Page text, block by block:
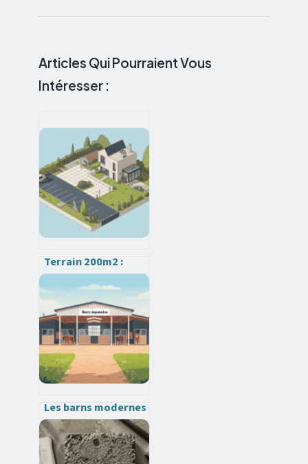
Articles Qui Pourraient Vous
Intéresser :
Terrain 200m2 :
prix, construction
et limites à
connaître avant
d’acheter
Les barns modernes
en france : usages,
prix et conseils
essentiels